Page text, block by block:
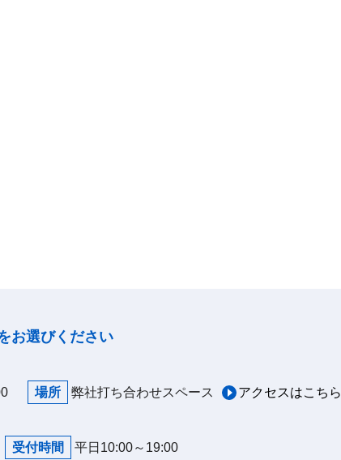
お選びください
場所 弊社打ち合わせスペース アクセスはこちら
受付時間 平日10:00～19:00